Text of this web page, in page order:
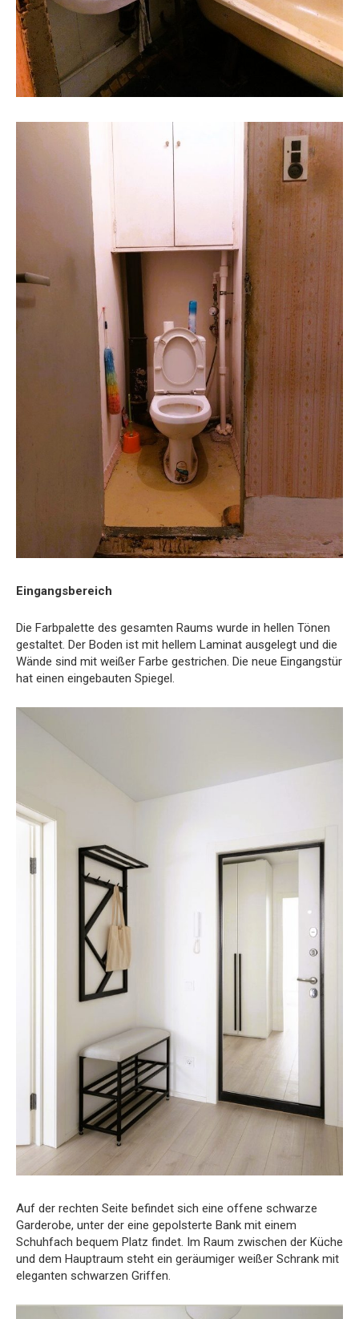
Eingangsbereich
Die Farbpalette des gesamten Raums wurde in hellen Tönen
gestaltet. Der Boden ist mit hellem Laminat ausgelegt und die
Wände sind mit weißer Farbe gestrichen. Die neue Eingangstür
hat einen eingebauten Spiegel.
Auf der rechten Seite befindet sich eine offene schwarze
Garderobe, unter der eine gepolsterte Bank mit einem
Schuhfach bequem Platz findet. Im Raum zwischen der Küche
und dem Hauptraum steht ein geräumiger weißer Schrank mit
eleganten schwarzen Griffen.